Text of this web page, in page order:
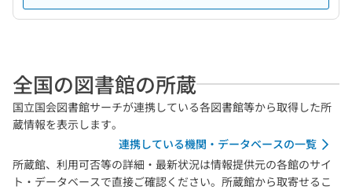
全国の図書館の所蔵
国立国会図書館サーチが連携している各図書館等から取得した所
蔵情報を表示します。
連携している機関・データベースの一覧
所蔵館、利用可否等の詳細・最新状況は情報提供元の各館のサイ
ト・データベースで直接ご確認ください。所蔵館から取寄せるこ